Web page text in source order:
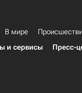
В мире
и сервисы Пресс-